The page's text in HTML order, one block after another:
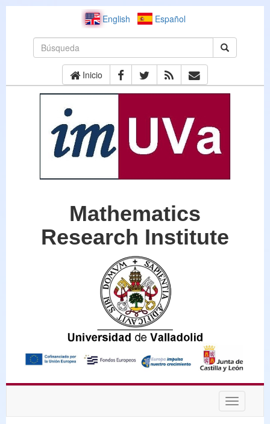
English Español
Inicio
Mathematics
Research Institute
Desplegar